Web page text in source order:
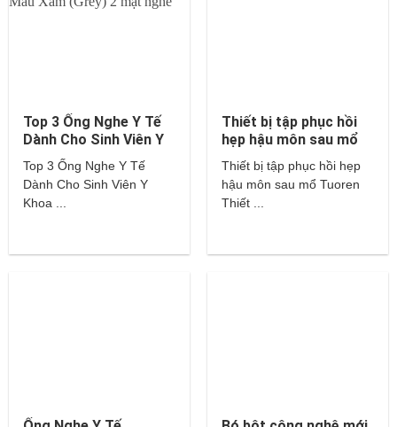
Top 3 Ống Nghe Y Tế
Dành Cho Sinh Viên Y
Khoa – Littmann,
Hippocrates,…
Top 3 Ống Nghe Y Tế
Dành Cho Sinh Viên Y
Khoa ...
Thiết bị tập phục hồi
hẹp hậu môn sau mổ
Tuoren
Thiết bị tập phục hồi hẹp
hậu môn sau mổ Tuoren
Thiết ...